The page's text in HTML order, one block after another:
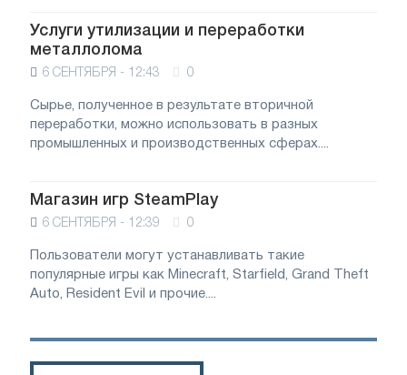
Услуги утилизации и переработки
металлолома
6 СЕНТЯБРЯ - 12:43 0
Сырье, полученное в результате вторичной
переработки, можно использовать в разных
промышленных и производственных сферах....
Магазин игр SteamPlay
6 СЕНТЯБРЯ - 12:39 0
Пользователи могут устанавливать такие
популярные игры как Minecraft, Starfield, Grand Theft
Auto, Resident Evil и прочие....